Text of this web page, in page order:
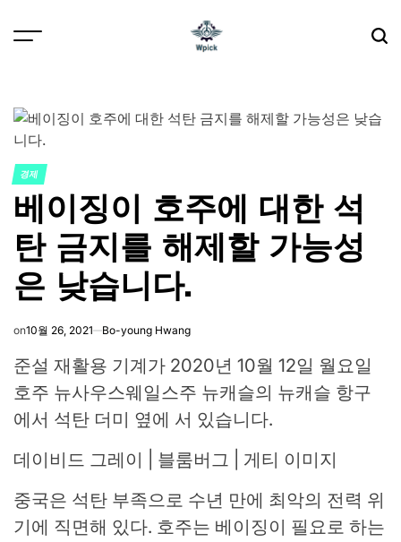
POSTED
IN
경제
베이징이 호주에 대한 석
탄 금지를 해제할 가능성
은 낮습니다.
on10월 26, 2021 Bo-young Hwang
준설 재활용 기계가 2020년 10월 12일 월요일
호주 뉴사우스웨일스주 뉴캐슬의 뉴캐슬 항구
에서 석탄 더미 옆에 서 있습니다.
데이비드 그레이 | 블룸버그 | 게티 이미지
중국은 석탄 부족으로 수년 만에 최악의 전력 위
기에 직면해 있다. 호주는 베이징이 필요로 하는